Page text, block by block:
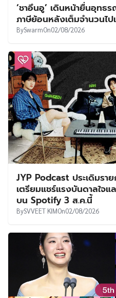
‘ชาอึนอู’ เดินหน้ายื่นอุทธ
ภาษีย้อนหลังเต็มจำนวนไ
BySwarmOn02/08/2026
JYP Podcast ประเดิมราย
เตรียมแชร์แรงบันดาลใจแ
บน Spotify 3 ส.ค.นี้
BySVVEET KIMOn02/08/2026